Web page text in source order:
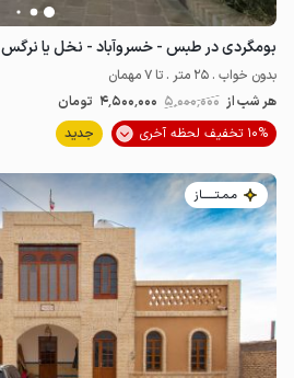
بومگردی در طبس - خسروآباد - نخل یا نرگس
بدون خواب . 25 متر . تا 7 مهمان
هر شب از 5٬000٬000 4٬500٬000 تومان
10% تخفیف لحظه آخری
جدید
مـمـتــــــاز